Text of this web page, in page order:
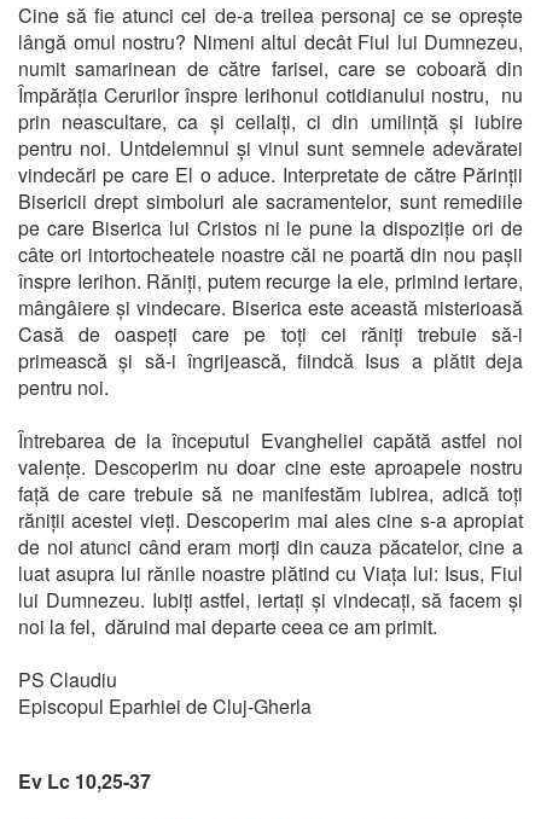
Cine să fie atunci cel de-a treilea personaj ce se oprește
lângă omul nostru? Nimeni altul decât Fiul lui Dumnezeu,
numit samarinean de către farisei, care se coboară din
Împărăția Cerurilor înspre Ierihonul cotidianului nostru, nu
prin neascultare, ca și ceilalți, ci din umilință și iubire
pentru noi. Untdelemnul și vinul sunt semnele adevăratei
vindecări pe care El o aduce. Interpretate de către Părinții
Bisericii drept simboluri ale sacramentelor, sunt remediile
pe care Biserica lui Cristos ni le pune la dispoziție ori de
câte ori intortocheatele noastre căi ne poartă din nou pașii
înspre Ierihon. Răniți, putem recurge la ele, primind iertare,
mângâiere și vindecare. Biserica este această misterioasă
Casă de oaspeți care pe toți cei răniți trebuie să-i
primească și să-i îngrijească, fiindcă Isus a plătit deja
pentru noi.
Întrebarea de la începutul Evangheliei capătă astfel noi
valențe. Descoperim nu doar cine este aproapele nostru
față de care trebuie să ne manifestăm iubirea, adică toți
răniții acestei vieți. Descoperim mai ales cine s-a apropiat
de noi atunci când eram morți din cauza păcatelor, cine a
luat asupra lui rănile noastre plătind cu Viața lui: Isus, Fiul
lui Dumnezeu. Iubiți astfel, iertați și vindecați, să facem și
noi la fel, dăruind mai departe ceea ce am primit.
PS Claudiu
Episcopul Eparhiei de Cluj-Gherla
Ev Lc 10,25-37